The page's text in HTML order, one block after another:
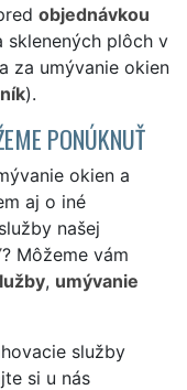
objednávkou
sklenených plôch v
za umývanie okien
).
PONÚKNUŤ
okien a
aj o iné
našej
? Môžeme vám
, umývanie
služby
si u nás